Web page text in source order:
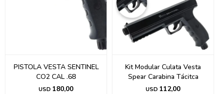
PISTOLA VESTA SENTINEL
CO2 CAL .68
USD 180,00
Kit Modular Culata Vesta
Spear Carabina Tácitca
USD 112,00